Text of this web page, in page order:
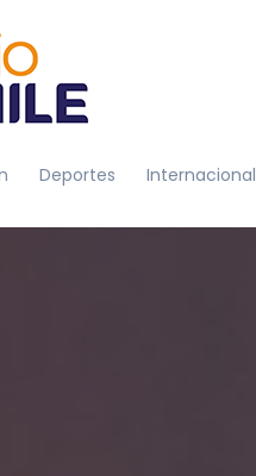
Deportes Internacional